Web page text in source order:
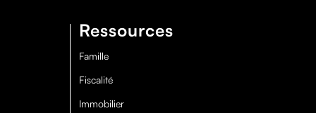
Ressources
Famille
Fiscalité
Immobilier